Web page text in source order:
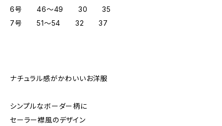
6号 46～49 30 35
7号 51～54 32 37
ナチュラル感がかわいいお洋服
シンプルなボーダー柄に
セーラー襟風のデザイン